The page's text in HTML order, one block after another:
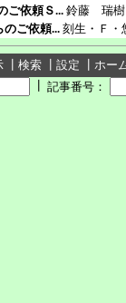
ご依頼Ｓ... 鈴藤 瑞樹
のご依頼... 刻生・Ｆ・
検索 設定
ホー
記事番号：